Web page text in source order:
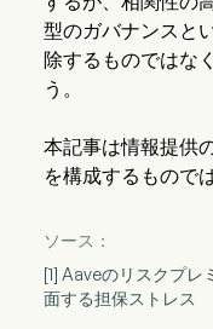
型のガバナンスと
除するものではな
う。
本記事は情報提供
を構成するもので
ソース：
[1] Aaveのリスクプレ
面する担保ストレス